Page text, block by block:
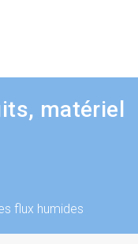
matériel
flux humides